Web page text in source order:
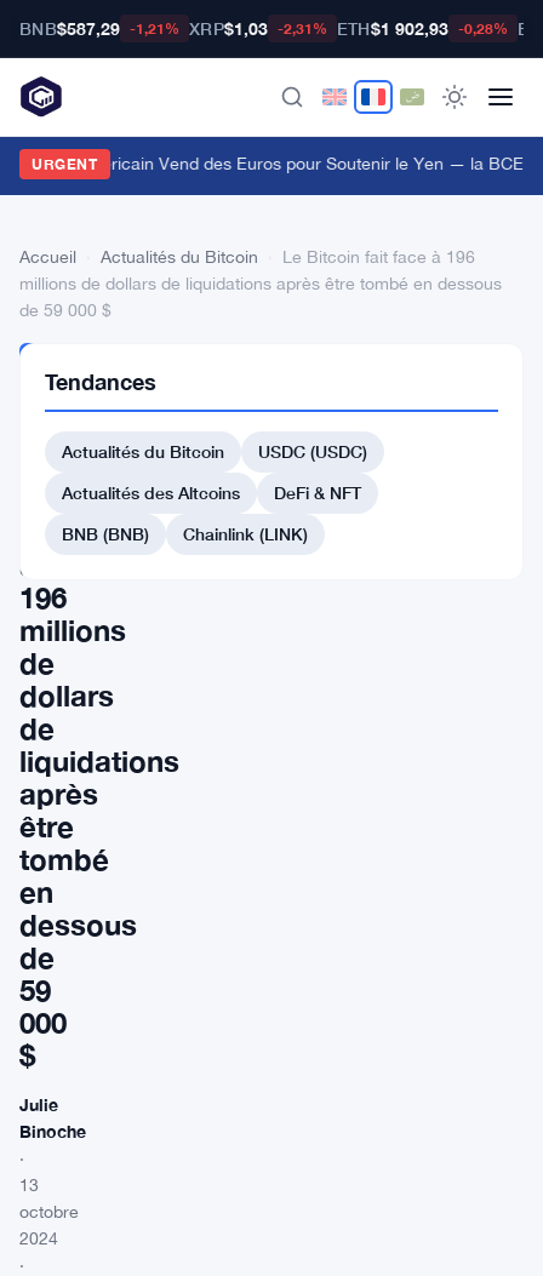
BNB$587,29 -1,21% XRP$1,03 -2,31% ETH$1 902,93 -0,28%
URGENT
Trésor Américain Vend des Euros pour Soutenir le Yen — la BCE
Accueil Actualités du Bitcoin
Le Bitcoin fait face à 196
millions de dollars de liquidations après être tombé en dessous
de 59 000 $
DU BITCOIN
Bitcoin
fait
face
à
196
millions
de
dollars
de
liquidations
après
être
tombé
en
dessous
de
59
000
$
Julie
Binoche
·
13
octobre
2024
·
Tendances
Actualités du Bitcoin
USDC (USDC)
Actualités des Altcoins
DeFi & NFT
BNB (BNB)
Chainlink (LINK)